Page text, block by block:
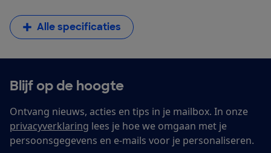
Alle specificaties
Blijf op de hoogte
Ontvang nieuws, acties en tips in je mailbox. In onze
privacyverklaring lees je hoe we omgaan met je
persoonsgegevens en e-mails voor je personaliseren.